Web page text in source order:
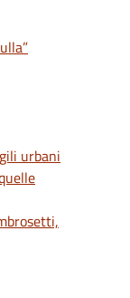
urbani